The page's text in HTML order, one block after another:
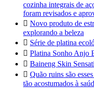
cozinha integrais de
foram revisados e
 Novo produto de
explorando a beleza
 Série de platina
 Platina Sonho Anjo
 Baineng Skin
 Quão ruins são
tão acostumados à